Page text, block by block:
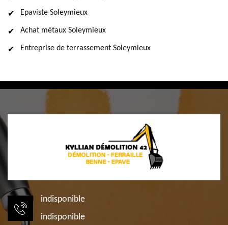
Epaviste Soleymieux
Achat métaux Soleymieux
Entreprise de terrassement Soleymieux
indisponible
indisponible